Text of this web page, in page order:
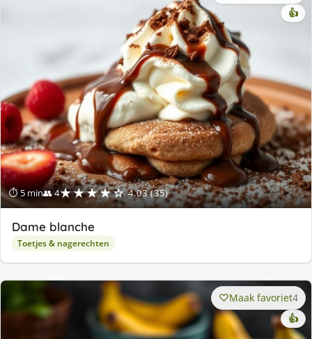
⏱ 5 min👥 4★★★★☆ 4.03 (35)
👍
Dame blanche
Toetjes & nagerechten
Maak favoriet4
👍